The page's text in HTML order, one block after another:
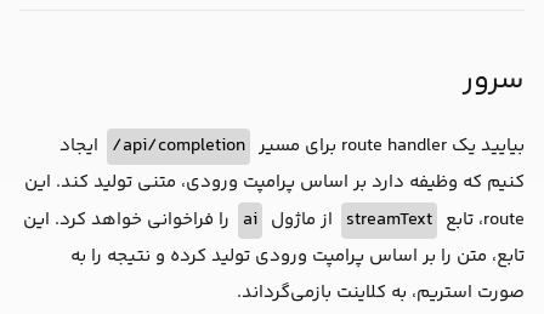
سرور
بیایید یک route handler برای مسیر api/completion/
ایجاد
کنیم که وظیفه دارد بر اساس پرامپت ورودی، متنی تولید کند. این
route، تابع
streamText از ماژول ai را فراخوانی خواهد کرد. این
تابع، متن را بر اساس پرامپت ورودی تولید کرده و نتیجه را به
صورت استریم، به کلاینت بازمی‌گرداند.